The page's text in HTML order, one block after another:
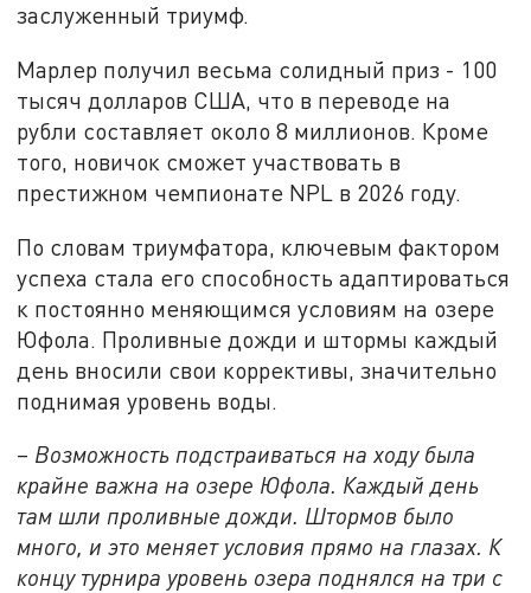
заслуженный триумф.
Марлер получил весьма солидный приз - 100
тысяч долларов США, что в переводе на
рубли составляет около 8 миллионов. Кроме
того, новичок сможет участвовать в
престижном чемпионате NPL в 2026 году.
По словам триумфатора, ключевым фактором
успеха стала его способность адаптироваться
к постоянно меняющимся условиям на озере
Юфола. Проливные дожди и штормы каждый
день вносили свои коррективы, значительно
поднимая уровень воды.
– Возможность подстраиваться на ходу была
крайне важна на озере Юфола. Каждый день
там шли проливные дожди. Штормов было
много, и это меняет условия прямо на глазах. К
концу турнира уровень озера поднялся на три с